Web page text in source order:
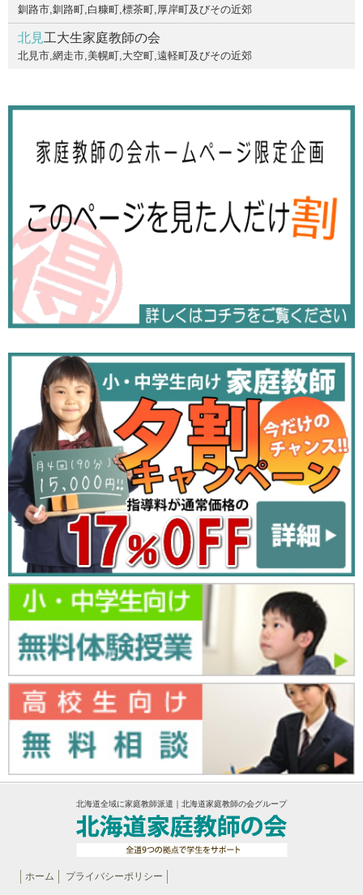
釧路市,釧路町,白糠町,標茶町,厚岸町及びその近郊
北見工大生家庭教師の会
北見市,網走市,美幌町,大空町,遠軽町及びその近郊
北海道全域に家庭教師派遣｜北海道家庭教師の会グループ
ホーム プライバシーポリシー